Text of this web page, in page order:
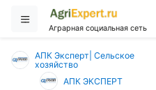
Аграрная социальная сеть
АПК Эксперт| Сельское
хозяйство
АПК ЭКСПЕРТ